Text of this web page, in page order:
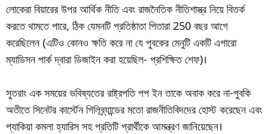
লোকেরা বিয়ারের উপর আর্থিক নীতি এবং রাজনৈতিক নীতিশাস্ত্র নিয়ে বিতর্ক
করতে থামতে পারে, ঠিক যেমনটি প্রতিষ্ঠাতা পিতারা 250 বছর আগে
করেছিলেন (এটিও কোনও ক্ষতি করে না যে পুবকের মেনুটি একটি এগারো
ম্যাডিসন পার্ক দ্বারা ডিজাইন করা হয়েছিল- প্রশিক্ষিত শেফ)।
সুতরাং এক সময়ের ভবিষ্যতের রাষ্ট্রপতি পপ ইন তাকে অবাক করে না-পুবকি
অতীতে সিনেটর কার্স্টেন গিলিব্র্যান্ডের মতো রাজনীতিবিদদের হোস্ট করেছেন এবং
প্যাকিয়া কমলা হ্যারিস সহ প্রতিটি প্রার্থীকে আমন্ত্রণ জানিয়েছেন।